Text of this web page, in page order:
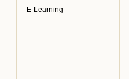
E-Learning